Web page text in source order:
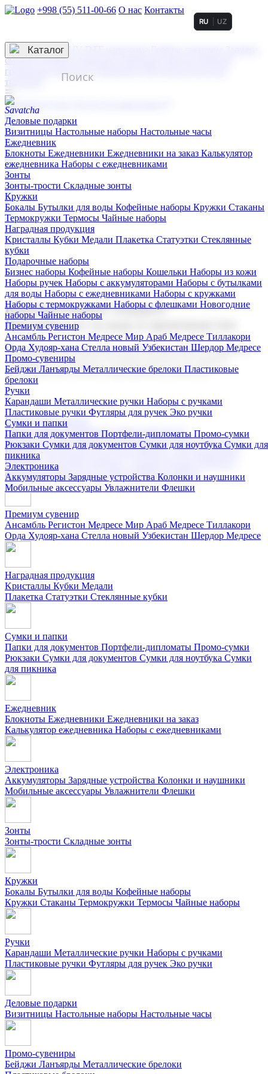
+998 (55) 511-00-66 О нас Контакты
3D гравировка
смолой (Doming)
гравировка твердая
тиснение
RU UZ
☰
Контакты
Каталог
Деловые подарки
Визитницы Настольные наборы Настольные часы
Ежедневник
Блокноты Ежедневники Ежедневники на заказ Калькулятор
ежедневника Наборы с ежедневниками
Зонты
Зонты-трости Складные зонты
Кружки
Бокалы Бутылки для воды Кофейные наборы Кружки Стаканы
Термокружки Термосы Чайные наборы
Наградная продукция
Kристаллы Кубки Медали Плакетка Статуэтки Стеклянные
кубки
Подарочные наборы
Бизнес наборы Кофейные наборы Кошельки Наборы из кожи
Наборы ручек Наборы с аккумуляторами Наборы с бутылками
для воды Наборы с ежедневниками Наборы с кружками
Наборы с термокружками Наборы с флешками Новогодние
наборы Чайные наборы
Премиум сувенир
Ансамбль Регистон Медресе Мир Араб Медресе Тиллакори
Орда Худояр-хана Стелла новый Узбекистан Шердор Медресе
Промо-сувениры
Бейджи Ланъярды Металлические брелоки Пластиковые
брелоки
Ручки
Карандаши Металлические ручки Наборы с ручками
Пластиковые ручки Футляры для ручек Эко ручки
Сумки и папки
Папки для документов Портфели-дипломаты Промо-сумки
Рюкзаки Сумки для документов Сумки для ноутбука Сумки для
пикника
Электроника
Аккумуляторы Зарядные устройства Колонки и наушники
Мобильные аксессуары Увлажнители Флешки
Корпоративные подарки
Поставка со склада и производство
Мы предлагаем широкий выбор корпоративных подарков и
сувениров с логотипом. В нашем каталоге вы найдете
продукцию для бизнеса, мероприятия и клиентов.
Подарочные наборы
Бизнес наборыКофейные наборы Кошельки
Наборы из кожиНаборы ручекНаборы с аккумуляторами
Наборы с бутылками для воды
Наборы с ежедневниками
Наборы с кружками
флешкамиНовогодние наборыЧайные наборы
Премиум сувенир
Ансамбль Регистон Медресе Мир Араб Медресе Тиллакори
Орда Худояр-хана Стелла новый Узбекистан Шердор Медресе
Наградная продукция
Kристаллы Кубки Медали
Плакетка Статуэтки Стеклянные кубки
Сумки и папки
Папки для документов Портфели-дипломаты Промо-сумки
Рюкзаки Сумки для документов Сумки для ноутбука Сумки
для пикника
Ежедневник
Блокноты Ежедневники Ежедневники на заказ
Калькулятор ежедневника Наборы с ежедневниками
Электроника
Аккумуляторы Зарядные устройства Колонки и наушники
Мобильные аксессуары Увлажнители Флешки
Зонты
Зонты-трости Складные зонты
Кружки
Бокалы Бутылки для воды Кофейные наборы
Кружки Стаканы Термокружки Термосы Чайные наборы
Ручки
Карандаши Металлические ручки Наборы с ручками
Пластиковые ручки Футляры для ручек Эко ручки
Деловые подарки
Визитницы Настольные наборы Настольные часы
Промо-сувениры
Бейджи Ланъярды Металлические брелоки